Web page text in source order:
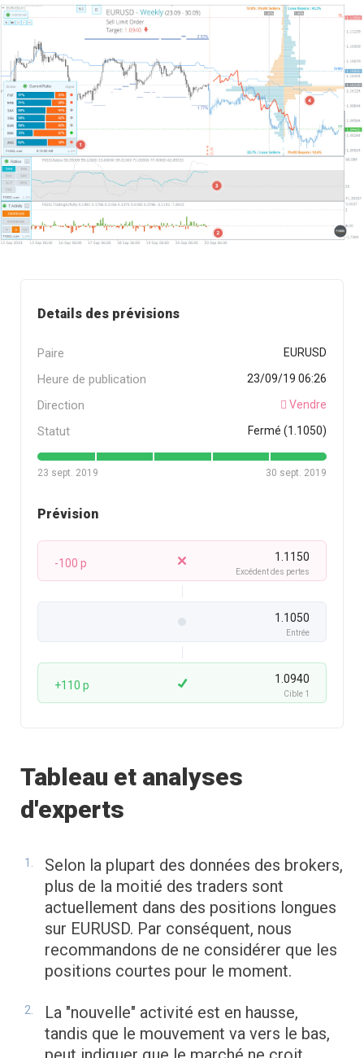
Details des prévisions
Paire EURUSD
Heure de publication 23/09/19 06:26
Direction Vendre
Statut Fermé (1.1050)
23 sept. 2019 30 sept. 2019
Prévision
-100 p 1.1150
Excédent des pertes
1.1050
Entrée
+110 p 1.0940
Cible 1
Tableau et analyses
d'experts
Selon la plupart des données des brokers,
plus de la moitié des traders sont
actuellement dans des positions longues
sur EURUSD. Par conséquent, nous
recommandons de ne considérer que les
positions courtes pour le moment.
La "nouvelle" activité est en hausse,
tandis que le mouvement va vers le bas,